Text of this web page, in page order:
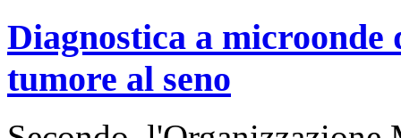
Diagnostica a microonde
tumore al seno